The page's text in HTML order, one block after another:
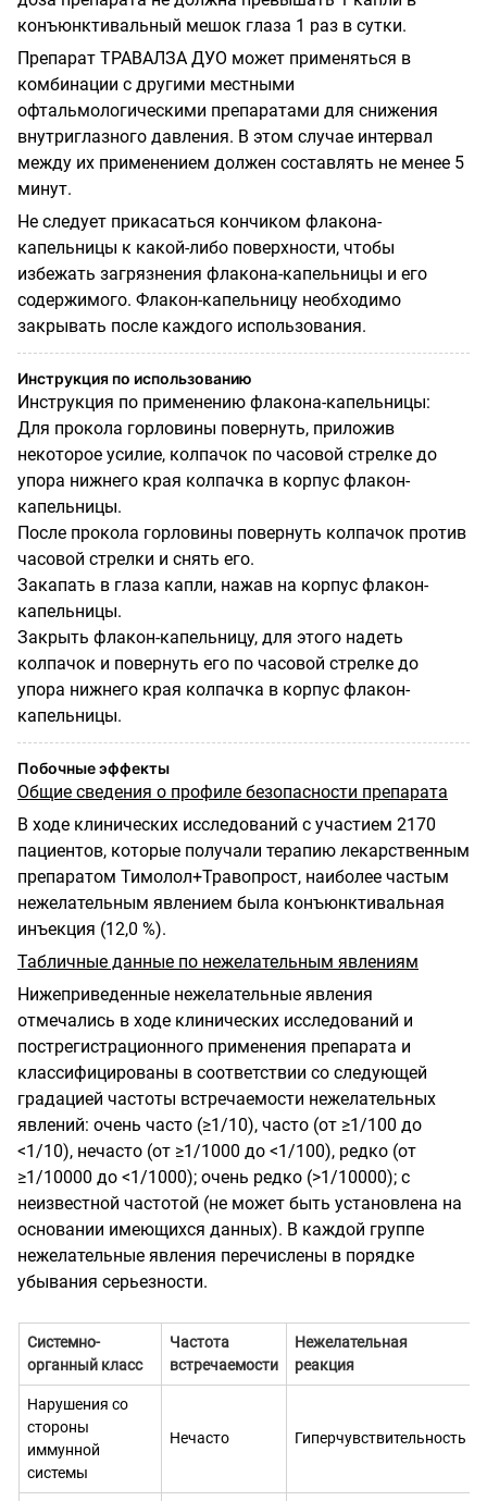
конъюнктивальный мешок глаза 1 раз в сутки.
Препарат ТРАВАЛЗА ДУО может применяться в
комбинации с другими местными
офтальмологическими препаратами для снижения
внутриглазного давления. В этом случае интервал
между их применением должен составлять не менее 5
минут.
Не следует прикасаться кончиком флакона-
капельницы к какой-либо поверхности, чтобы
избежать загрязнения флакона-капельницы и его
содержимого. Флакон-капельницу необходимо
закрывать после каждого использования.
Инструкция по использованию
Инструкция по применению флакона-капельницы:
Для прокола горловины повернуть, приложив
некоторое усилие, колпачок по часовой стрелке до
упора нижнего края колпачка в корпус флакон-
капельницы.
После прокола горловины повернуть колпачок против
часовой стрелки и снять его.
Закапать в глаза капли, нажав на корпус флакон-
капельницы.
Закрыть флакон-капельницу, для этого надеть
колпачок и повернуть его по часовой стрелке до
упора нижнего края колпачка в корпус флакон-
капельницы.
Побочные эффекты
Общие сведения о профиле безопасности препарата
В ходе клинических исследований с участием 2170
пациентов, которые получали терапию лекарственным
препаратом Тимолол+Травопрост, наиболее частым
нежелательным явлением была конъюнктивальная
инъекция (12,0 %).
Табличные данные по нежелательным явлениям
Нижеприведенные нежелательные явления
отмечались в ходе клинических исследований и
пострегистрационного применения препарата и
классифицированы в соответствии со следующей
градацией частоты встречаемости нежелательных
явлений: очень часто (≥1/10), часто (от ≥1/100 до
<1/10), нечасто (от ≥1/1000 до <1/100), редко (от
≥1/10000 до <1/1000); очень редко (>1/10000); с
неизвестной частотой (не может быть установлена на
основании имеющихся данных). В каждой группе
нежелательные явления перечислены в порядке
убывания серьезности.
Системно-
органный класс
Частота
встречаемости
Нежелательная
реакция
Нарушения со
стороны
иммунной
системы
Нечасто Гиперчувствительность